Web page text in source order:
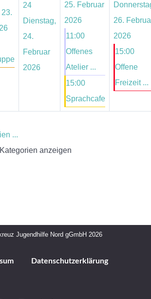
23.
24
Dienstag,
24.
Februar
2026
25. Februar
2026
11:00
Offenes
Atelier ...
15:00
Sprachcafe
26.
2026
15:00
Offene
Freizeit ...
...
anzeigen
Jugendhilfe Nord gGmbH 2026
Datenschutzerklärung